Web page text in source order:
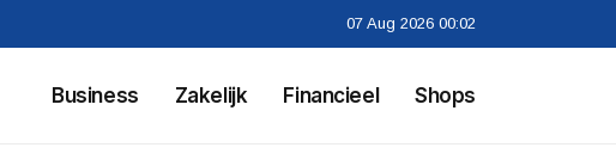
07 Aug 2026 00:02
Business Zakelijk Financieel Shops